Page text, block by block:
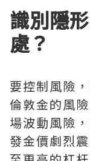
識別隱
處？
要控制風險
倫敦金的風
場波動風險
發金價劇烈